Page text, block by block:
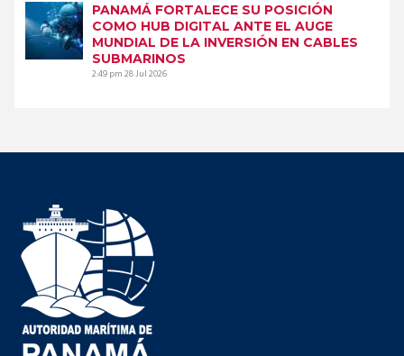
PANAMÁ FORTALECE SU POSICIÓN
COMO HUB DIGITAL ANTE EL AUGE
MUNDIAL DE LA INVERSIÓN EN CABLES
SUBMARINOS
2:49 pm28 Jul 2026